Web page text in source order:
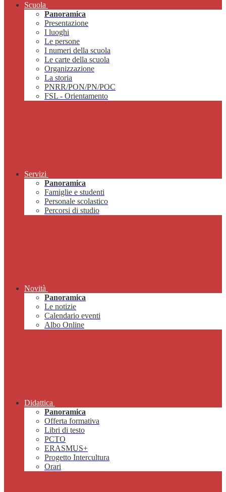
Scuola
Panoramica
Presentazione
I luoghi
Le persone
I numeri della scuola
Le carte della scuola
Organizzazione
La storia
PNRR/PON/PN/POC
FSL - Orientamento
Servizi
Panoramica
Famiglie e studenti
Personale scolastico
Percorsi di studio
Novità
Panoramica
Le notizie
Calendario eventi
Albo Online
Didattica
Panoramica
Offerta formativa
Libri di testo
PCTO
ERASMUS+
Progetto Intercultura
Orari